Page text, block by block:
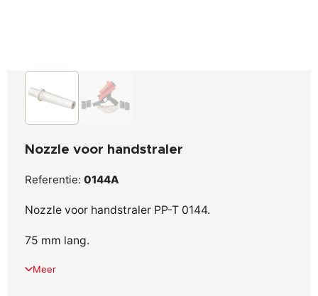
Nozzle voor handstraler
Referentie: 0144A
Nozzle voor handstraler PP-T 0144.
75 mm lang.
Meer